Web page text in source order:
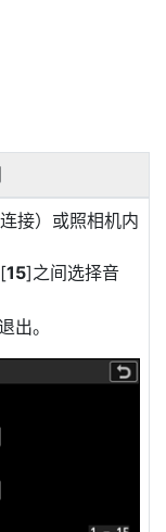
接）或照相机内
15]之间选择音
出。